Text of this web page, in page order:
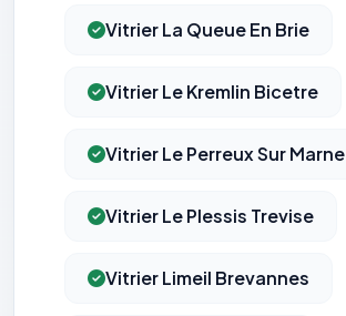
Vitrier La Queue En Brie
Vitrier Le Kremlin Bicetre
Vitrier Le Perreux Sur Marne
Vitrier Le Plessis Trevise
Vitrier Limeil Brevannes